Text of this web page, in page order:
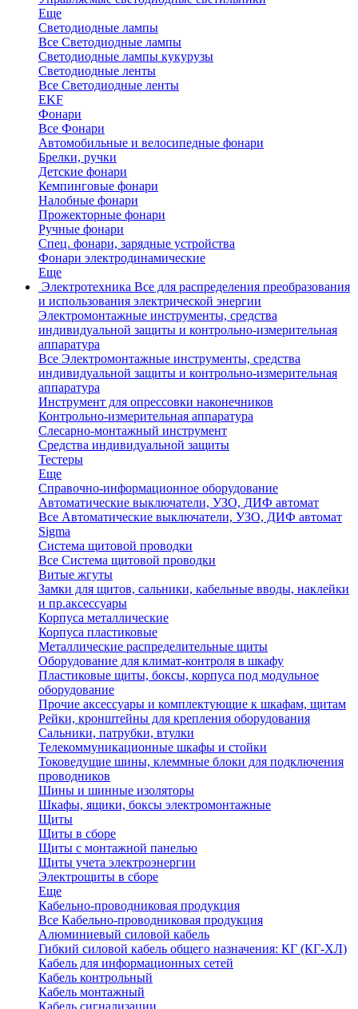
Еще
Светодиодные лампы
Все Светодиодные лампы
Светодиодные лампы кукурузы
Светодиодные ленты
Все Светодиодные ленты
EKF
Фонари
Все Фонари
Автомобильные и велосипедные фонари
Брелки, ручки
Детские фонари
Кемпинговые фонари
Налобные фонари
Прожекторные фонари
Ручные фонари
Спец. фонари, зарядные устройства
Фонари электродинамические
Еще
Электротехника Все для распределения преобразования
и использования электрической энергии
Электромонтажные инструменты, средства
индивидуальной защиты и контрольно-измерительная
аппаратура
Все Электромонтажные инструменты, средства
индивидуальной защиты и контрольно-измерительная
аппаратура
Инструмент для опрессовки наконечников
Контрольно-измерительная аппаратура
Слесарно-монтажный инструмент
Средства индивидуальной защиты
Тестеры
Еще
Справочно-информационное оборудование
Автоматические выключатели, УЗО, ДИФ автомат
Все Автоматические выключатели, УЗО, ДИФ автомат
Sigma
Система щитовой проводки
Все Система щитовой проводки
Витые жгуты
Замки для щитов, сальники, кабельные вводы, наклейки
и пр.аксессуары
Корпуса металлические
Корпуса пластиковые
Металлические распределительные щиты
Оборудование для климат-контроля в шкафу
Пластиковые щиты, боксы, корпуса под модульное
оборудование
Прочие аксессуары и комплектующие к шкафам, щитам
Рейки, кронштейны для крепления оборудования
Сальники, патрубки, втулки
Телекоммуникационные шкафы и стойки
Токоведущие шины, клеммные блоки для подключения
проводников
Шины и шинные изоляторы
Шкафы, ящики, боксы электромонтажные
Щиты
Щиты в сборе
Щиты с монтажной панелью
Щиты учета электроэнергии
Электрощиты в сборе
Еще
Кабельно-проводниковая продукция
Все Кабельно-проводниковая продукция
Алюминиевый силовой кабель
Гибкий силовой кабель общего назначения: КГ (КГ-ХЛ)
Кабель для информационных сетей
Кабель контрольный
Кабель монтажный
Кабель сигнализации